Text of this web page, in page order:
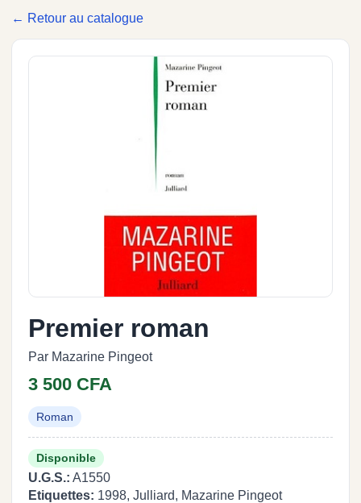
← Retour au catalogue
Premier roman
Par Mazarine Pingeot
3 500 CFA
Roman
Disponible
U.G.S.: A1550
Etiquettes: 1998, Julliard, Mazarine Pingeot